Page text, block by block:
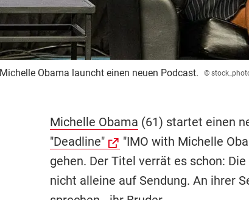
Michelle Obama launcht einen neuen Podcast. ©
Michelle Obama (61) startet einen
"Deadline"
"IMO with Michelle
gehen. Der Titel verrät es schon:
nicht alleine auf Sendung. An ihrer